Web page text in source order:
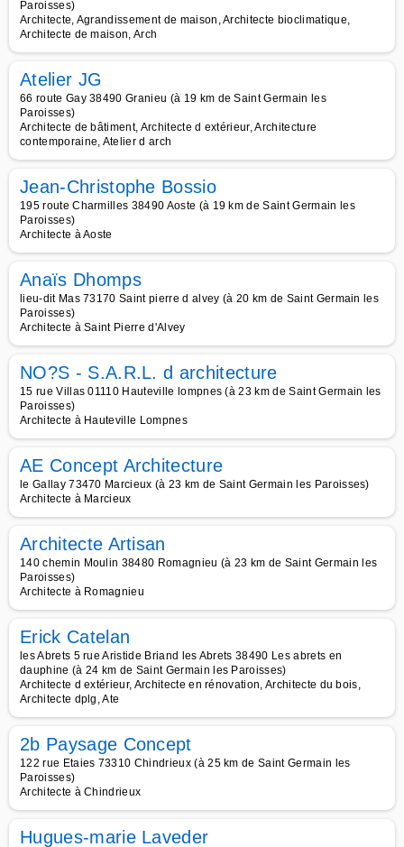
Paroisses)
Architecte, Agrandissement de maison, Architecte bioclimatique,
Architecte de maison, Arch
Atelier JG
66 route Gay 38490 Granieu (à 19 km de Saint Germain les
Paroisses)
Architecte de bâtiment, Architecte d extérieur, Architecture
contemporaine, Atelier d arch
Jean-Christophe Bossio
195 route Charmilles 38490 Aoste (à 19 km de Saint Germain les
Paroisses)
Architecte à Aoste
Anaïs Dhomps
lieu-dit Mas 73170 Saint pierre d alvey (à 20 km de Saint Germain les
Paroisses)
Architecte à Saint Pierre d'Alvey
NO?S - S.A.R.L. d architecture
15 rue Villas 01110 Hauteville lompnes (à 23 km de Saint Germain les
Paroisses)
Architecte à Hauteville Lompnes
AE Concept Architecture
le Gallay 73470 Marcieux (à 23 km de Saint Germain les Paroisses)
Architecte à Marcieux
Architecte Artisan
140 chemin Moulin 38480 Romagnieu (à 23 km de Saint Germain les
Paroisses)
Architecte à Romagnieu
Erick Catelan
les Abrets 5 rue Aristide Briand les Abrets 38490 Les abrets en
dauphine (à 24 km de Saint Germain les Paroisses)
Architecte d extérieur, Architecte en rénovation, Architecte du bois,
Architecte dplg, Ate
2b Paysage Concept
122 rue Etaies 73310 Chindrieux (à 25 km de Saint Germain les
Paroisses)
Architecte à Chindrieux
Hugues-marie Laveder